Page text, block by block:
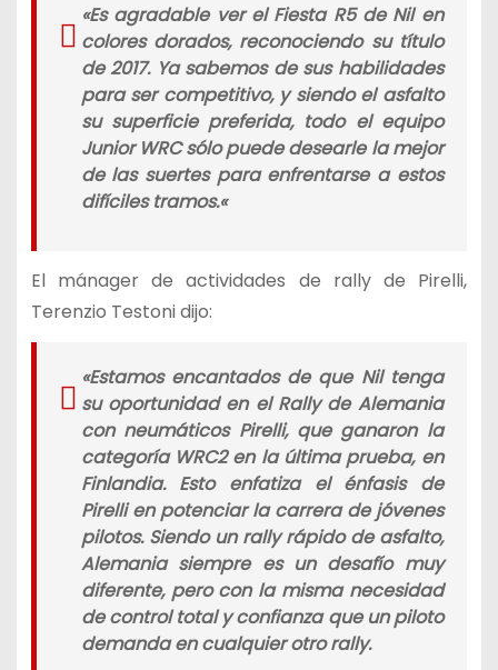
«Es agradable ver el Fiesta R5 de Nil en
colores dorados, reconociendo su título
de 2017. Ya sabemos de sus habilidades
para ser competitivo, y siendo el asfalto
su superficie preferida, todo el equipo
Junior WRC sólo puede desearle la mejor
de las suertes para enfrentarse a estos
difíciles tramos.«
El mánager de actividades de rally de Pirelli,
Terenzio Testoni dijo:
«Estamos encantados de que Nil tenga
su oportunidad en el Rally de Alemania
con neumáticos Pirelli, que ganaron la
categoría WRC2 en la última prueba, en
Finlandia. Esto enfatiza el énfasis de
Pirelli en potenciar la carrera de jóvenes
pilotos. Siendo un rally rápido de asfalto,
Alemania siempre es un desafío muy
diferente, pero con la misma necesidad
de control total y confianza que un piloto
demanda en cualquier otro rally.